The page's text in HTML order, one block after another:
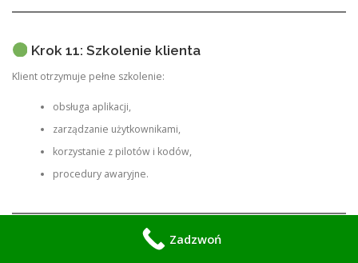
Krok 11: Szkolenie klienta
Klient otrzymuje pełne szkolenie:
obsługa aplikacji,
zarządzanie użytkownikami,
korzystanie z pilotów i kodów,
procedury awaryjne.
Krok 12: Serwis i wsparcie techniczne
Zadzwoń